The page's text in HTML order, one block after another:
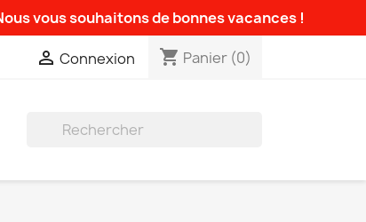
vous souhaitons de bonnes vacances !
 Connexion shopping_cart Panier (0)